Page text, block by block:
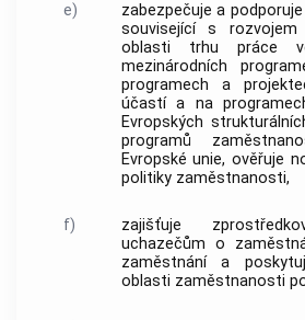
e)
zabezpečuje a
související s
oblasti trhu práce
mezinárodních
programech a
účastí a na
Evropských
programů
Evropské unie, ověřuje
politiky zaměstnanosti,
f)
zajišťuje
uchazečům o
zaměstnání a
oblasti zaměstnanosti